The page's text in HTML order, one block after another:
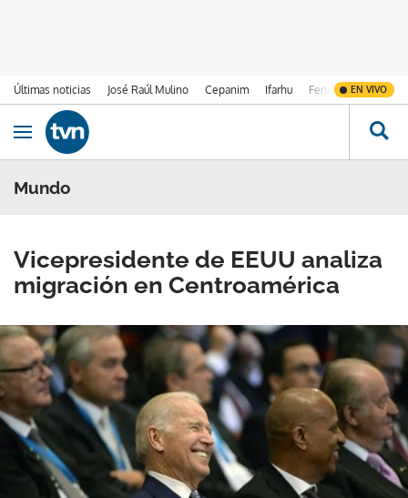
Últimas noticias José Raúl Mulino Cepanim Ifarhu Fenómeno de El
EN VIVO
Ir al contenido
Obrir navegació
Mundo
Vicepresidente de EEUU analiza
migración en Centroamérica